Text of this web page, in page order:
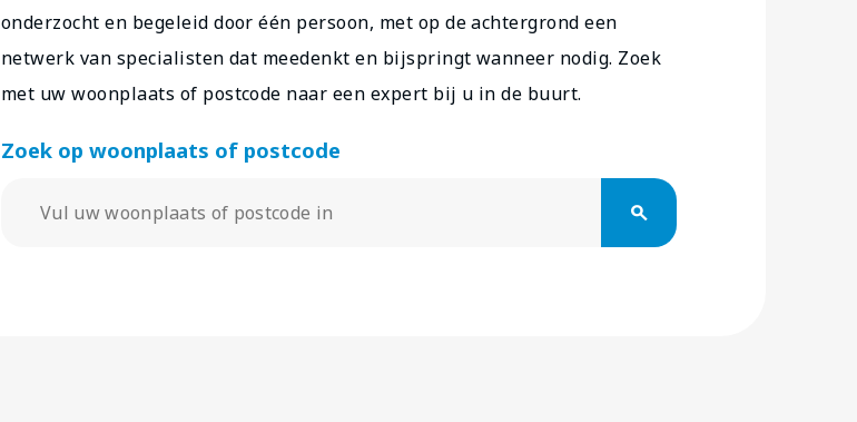
onderzocht en begeleid door één persoon, met op de achtergrond een
netwerk van specialisten dat meedenkt en bijspringt wanneer nodig. Zoek
met uw woonplaats of postcode naar een expert bij u in de buurt.
Zoek op woonplaats of postcode
search